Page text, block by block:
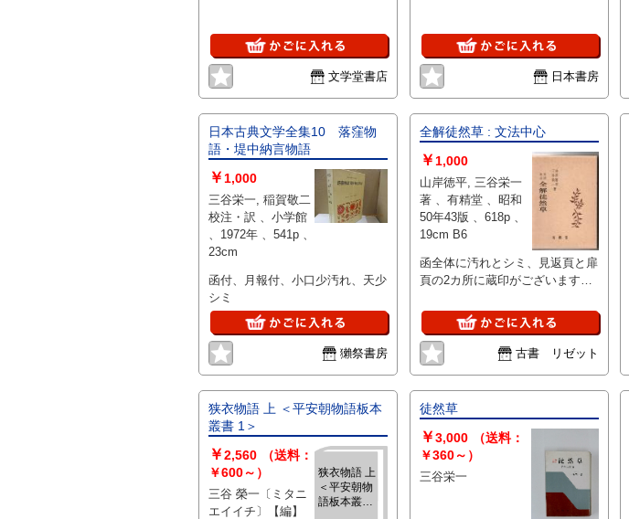
文学堂書店 日本書房
日本古典文学全集10 落窪物
語・堤中納言物語
￥ 1,000
三谷栄一, 稲賀敬二
校注・訳 、小学館
、1972年 、541p 、
23cm
函付、月報付、小口少汚れ、天少
シミ
獺祭書房
全解徒然草 : 文法中心
￥ 1,000
山岸徳平, 三谷栄一
著 、有精堂 、昭和
50年43版 、618p 、
19cm B6
函全体に汚れとシミ、見返頁と扉
頁の2カ所に蔵印がございます。
ないと存じます。【送料 レター
パックプラス 520円～】
古書 リゼット
狭衣物語 上 ＜平安朝物語板本
叢書 1＞
狭衣物語 上
＜平安朝物
語板本叢書
￥2,560
（送料：
￥600～）
三谷 榮一〔ミタニ
エイイチ〕【編】
徒然草
￥3,000
（送料：
￥360～）
三谷栄一